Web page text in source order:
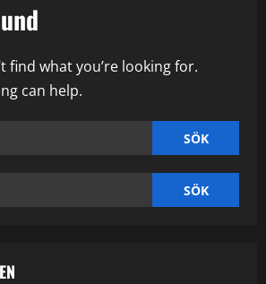
find what you’re looking for.
can help.